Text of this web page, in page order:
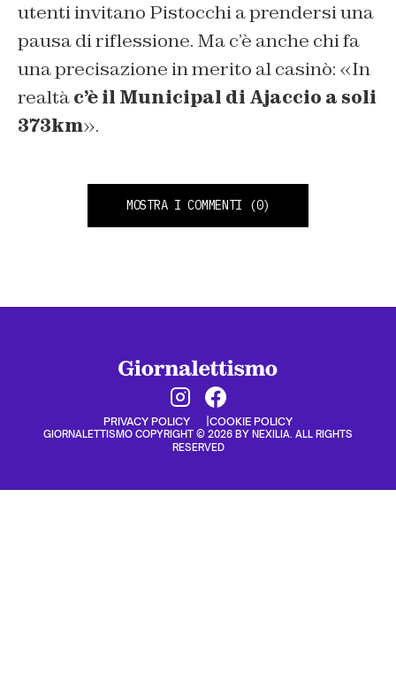
utenti invitano Pistocchi a prendersi una
pausa di riflessione. Ma c’è anche chi fa
una precisazione in merito al casinò: «In
realtàc’è il Municipal di Ajaccio a soli
373km».
MOSTRA I COMMENTI (0)
PRIVACY POLICY COOKIE POLICY
GIORNALETTISMO COPYRIGHT © 2026 BY NEXILIA. ALL RIGHTS
RESERVED